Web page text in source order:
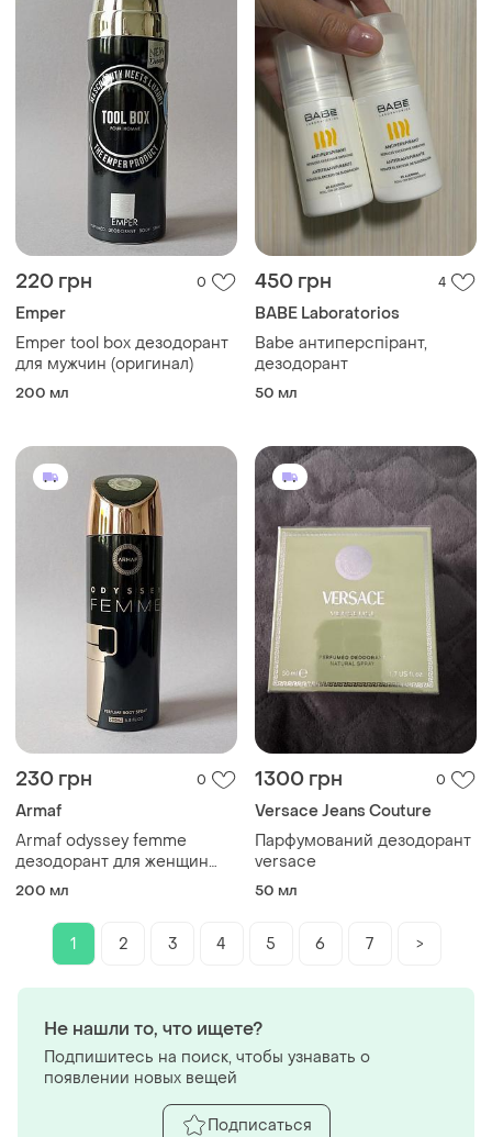
220 грн 0
Emper
Emper tool box дезодорант
для мужчин (оригинал)
200 мл
450 грн 4
BABE Laboratorios
Babe антиперспірант,
дезодорант
50 мл
230 грн 0
Armaf
Armaf odyssey femme
дезодорант для женщин
(оригинал)
200 мл
1300 грн 0
Versace Jeans Couture
Парфумований дезодорант
versace
50 мл
1 2 3 4 5 6 7 >
Не нашли то, что ищете?
Подпишитесь на поиск, чтобы узнавать о
появлении новых вещей
Подписаться